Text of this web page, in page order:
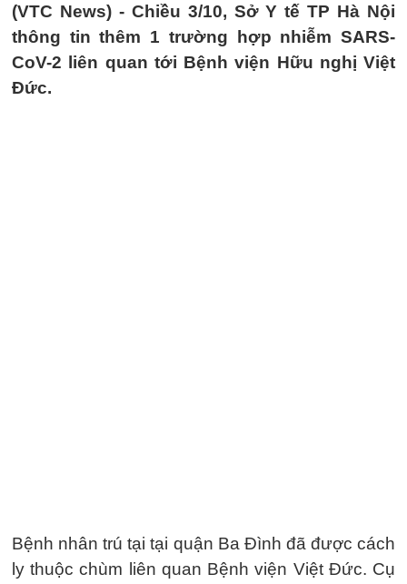
(VTC News) - Chiều 3/10, Sở Y tế TP Hà Nội
thông tin thêm 1 trường hợp nhiễm SARS-
CoV-2 liên quan tới Bệnh viện Hữu nghị Việt
Đức.
Bệnh nhân trú tại tại quận Ba Đình đã được cách
ly thuộc chùm liên quan Bệnh viện Việt Đức. Cụ